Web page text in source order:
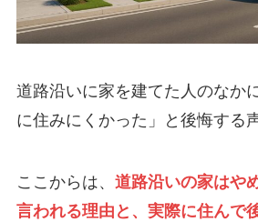
道路沿いに家を建てた人のなか
に住みにくかった」と後悔する
ここからは、 道路沿いの家はや
言われる理由と、実際に住んで